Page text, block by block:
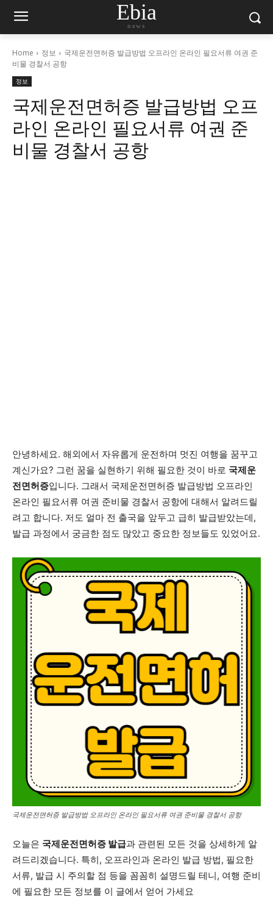
Ebia
news
Home 정보
국제운전면허증 발급방법 오프라인 온라인 필요서류 여권 준
비물 경찰서 공항
정보
국제운전면허증 발급방법 오프
라인 온라인 필요서류 여권 준
비물 경찰서 공항
안녕하세요. 해외에서 자유롭게 운전하며 멋진 여행을 꿈꾸고
계신가요? 그런 꿈을 실현하기 위해 필요한 것이 바로 국제운
전면허증입니다. 그래서 국제운전면허증 발급방법 오프라인
온라인 필요서류 여권 준비물 경찰서 공항에 대해서 알려드릴
려고 합니다. 저도 얼마 전 출국을 앞두고 급히 발급받았는데,
발급 과정에서 궁금한 점도 많았고 중요한 정보들도 있었어요.
국제운전면허증 발급방법 오프라인 온라인 필요서류 여권 준비물 경찰서 공항
오늘은 국제운전면허증 발급과 관련된 모든 것을 상세하게 알
려드리겠습니다. 특히, 오프라인과 온라인 발급 방법, 필요한
서류, 발급 시 주의할 점 등을 꼼꼼히 설명드릴 테니, 여행 준비
에 필요한 모든 정보를 이 글에서 얻어 가세요